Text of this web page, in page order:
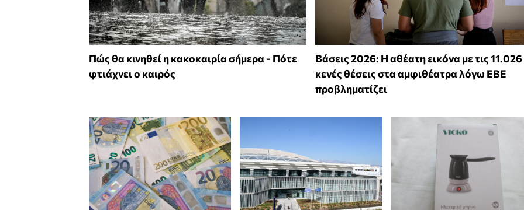
Πώς θα κινηθεί η κακοκαιρία σήμερα - Πότε
φτιάχνει ο καιρός
Βάσεις 2026: Η αθέατη εικόνα με τις 11.026
κενές θέσεις στα αμφιθέατρα λόγω ΕΒΕ
προβληματίζει